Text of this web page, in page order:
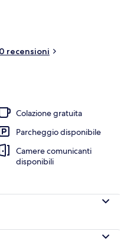
gentile e la posizione
distanza: Stazione di
recensioni
Colazione gratuita
Parcheggio disponibile
Camere comunicanti
disponibili